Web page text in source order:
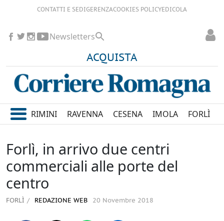
CONTATTI E SEDIGERENZACOOKIES POLICYEDICOLA
ACQUISTA
Newsletters
RIMINI RAVENNA CESENA IMOLA FORLÌ
Forlì, in arrivo due centri
commerciali alle porte del
centro
FORLÌ REDAZIONE WEB 20 Novembre 2018